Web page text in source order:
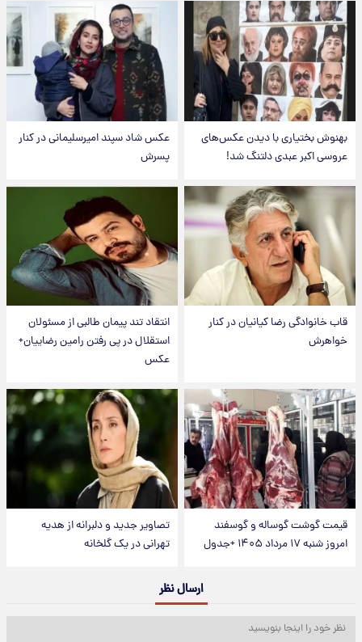
بهنوش بختیاری با دیدن عکس‌های
عروسی اکبر عبدی دلتنگ شد!
عکس شاد سپند امیرسلیمانی در کنار
پسرش
قاب خانوادگی رضا کیانیان در کنار
خواهرش
انتقاد تند پیمان طالبی از مسئولان
استقلال در پی رفتن رامین رضاییان+
عکس
قیمت گوشت گوساله و گوسفند
امروز شنبه ۱۷ مرداد ۱۴۰۵ +جدول
تصاویر جدید و دلبرانه از هدیه
تهرانی در یک گلخانه
ارسال نظر